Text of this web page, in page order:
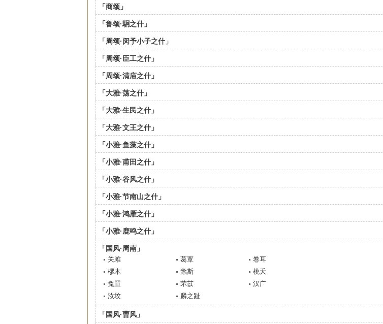
「商颂」
「鲁颂·駉之什」
「周颂·闵予小子之什」
「周颂·臣工之什」
「周颂·清庙之什」
「大雅·荡之什」
「大雅·生民之什」
「大雅·文王之什」
「小雅·鱼藻之什」
「小雅·甫田之什」
「小雅·谷风之什」
「小雅·节南山之什」
「小雅·鸿雁之什」
「小雅·鹿鸣之什」
「国风·周南」
关雎 葛覃
卷耳
樛木
螽斯
桃夭
兔罝
芣苡
汉广
汝坟
麟之趾
「国风·曹风」